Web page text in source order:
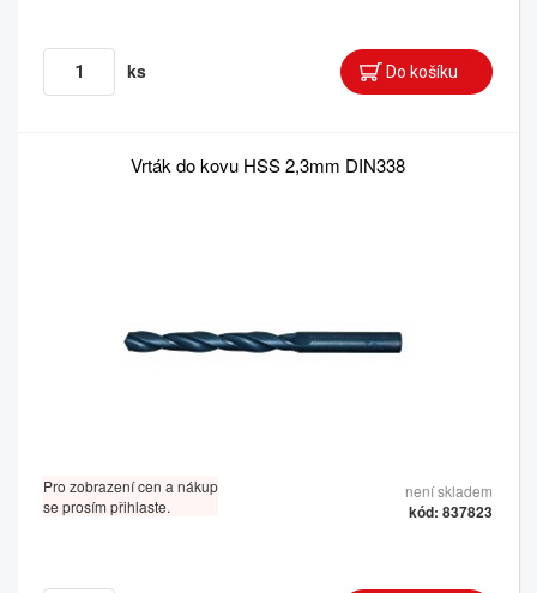
ks
Vrták do kovu HSS 2,3mm DIN338
Pro zobrazení cen a nákup
se prosím přihlaste.
není skladem
kód: 837823